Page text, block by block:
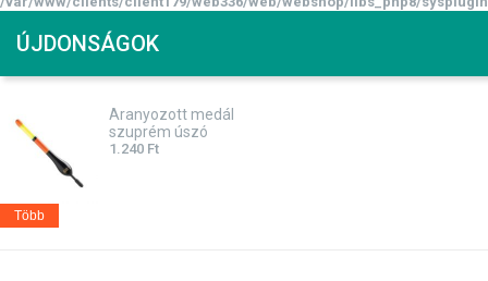
ÚJDONSÁGOK
Aranyozott medál
szuprém úszó
1.240 Ft
Több